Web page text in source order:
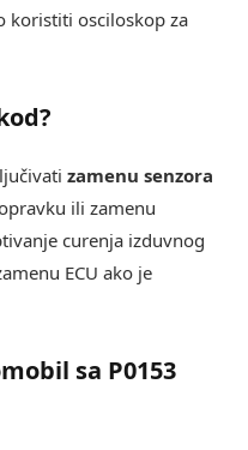
koristiti osciloskop za
zamenu senzora
ili zamenu
curenja izduvnog
ECU ako je
sa P0153